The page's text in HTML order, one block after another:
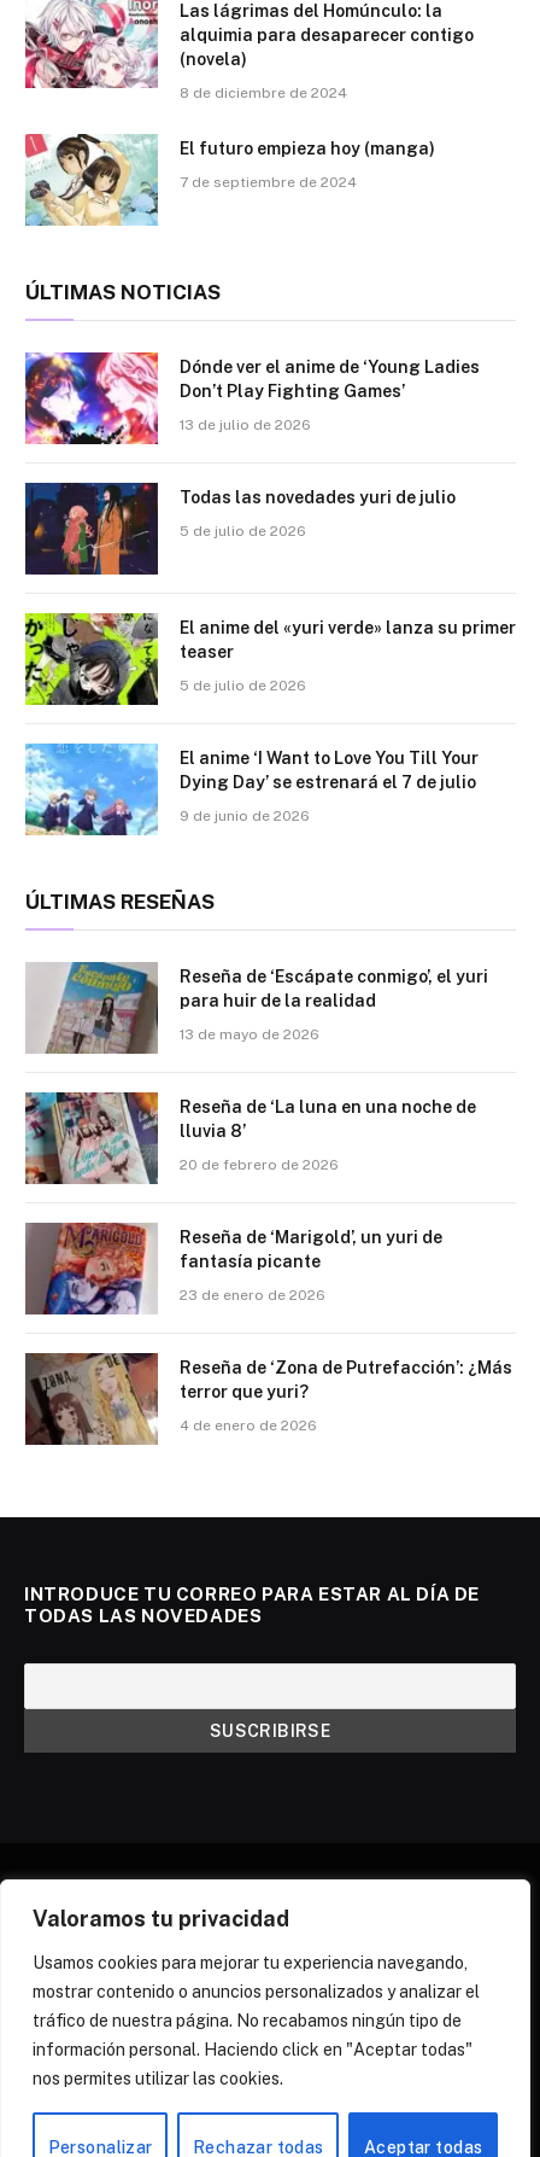
Valoramos tu privacidad
Usamos cookies para mejorar tu experiencia navegando,
mostrar contenido o anuncios personalizados y analizar el
tráfico de nuestra página. No recabamos ningún tipo de
información personal. Haciendo click en "Aceptar todas"
nos permites utilizar las cookies.
Personalizar Rechazar todas Aceptar todas
Las lágrimas del Homúnculo: la
alquimia para desaparecer contigo
(novela)
8 de diciembre de 2024
El futuro empieza hoy (manga)
7 de septiembre de 2024
ÚLTIMAS NOTICIAS
Dónde ver el anime de ‘Young Ladies
Don’t Play Fighting Games’
13 de julio de 2026
Todas las novedades yuri de julio
5 de julio de 2026
El anime del «yuri verde» lanza su primer
teaser
5 de julio de 2026
El anime ‘I Want to Love You Till Your
Dying Day’ se estrenará el 7 de julio
9 de junio de 2026
ÚLTIMAS RESEÑAS
Reseña de ‘Escápate conmigo’, el yuri
para huir de la realidad
13 de mayo de 2026
Reseña de ‘La luna en una noche de
lluvia 8’
20 de febrero de 2026
Reseña de ‘Marigold’, un yuri de
fantasía picante
23 de enero de 2026
Reseña de ‘Zona de Putrefacción’: ¿Más
terror que yuri?
4 de enero de 2026
INTRODUCE TU CORREO PARA ESTAR AL DÍA DE
TODAS LAS NOVEDADES
(Twitter)
POLÍTICA DE COOKIES POLÍTICA DE PRIVACIDAD
PREGUNTAS FRECUENTES
© 2026 Zona Yuri Spain